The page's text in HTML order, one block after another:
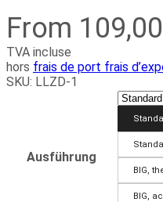
From
TVA incluse
hors frais de port frais
SKU: LLZD-1
Ausführung
BIG,
BIG,